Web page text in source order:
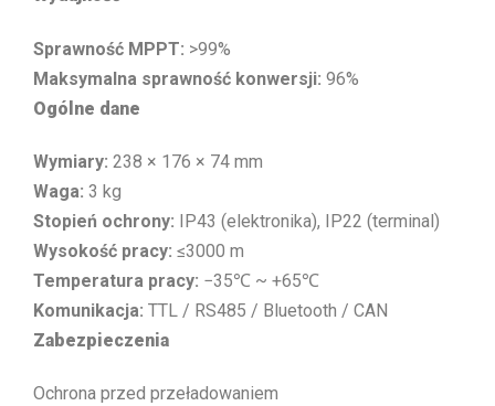
Sprawność MPPT: >99%
Maksymalna sprawność konwersji: 96%
Ogólne dane
Wymiary: 238 × 176 × 74 mm
Waga: 3 kg
Stopień ochrony: IP43 (elektronika), IP22 (terminal)
Wysokość pracy: ≤3000 m
Temperatura pracy: −35℃ ~ +65℃
Komunikacja: TTL / RS485 / Bluetooth / CAN
Zabezpieczenia
Ochrona przed przeładowaniem